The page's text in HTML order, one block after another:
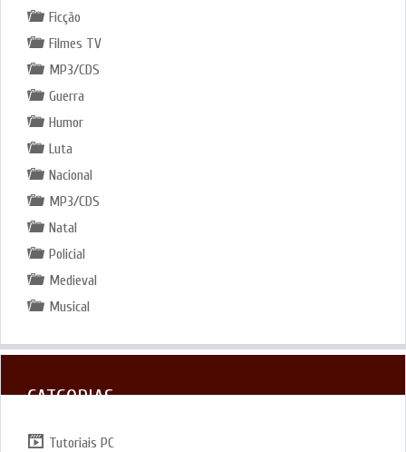
Ficção
Filmes TV
MP3/CDS
Guerra
Humor
Luta
Nacional
MP3/CDS
Natal
Policial
Medieval
Musical
CATGORIAS
Tutoriais PC